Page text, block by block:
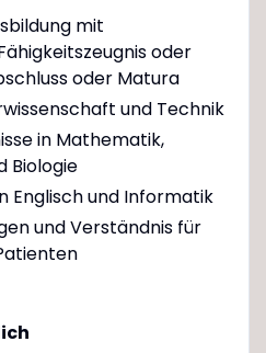
mit
oder
oder Matura
und Technik
in Mathematik,
Biologie
Englisch und Informatik
und Verständnis für